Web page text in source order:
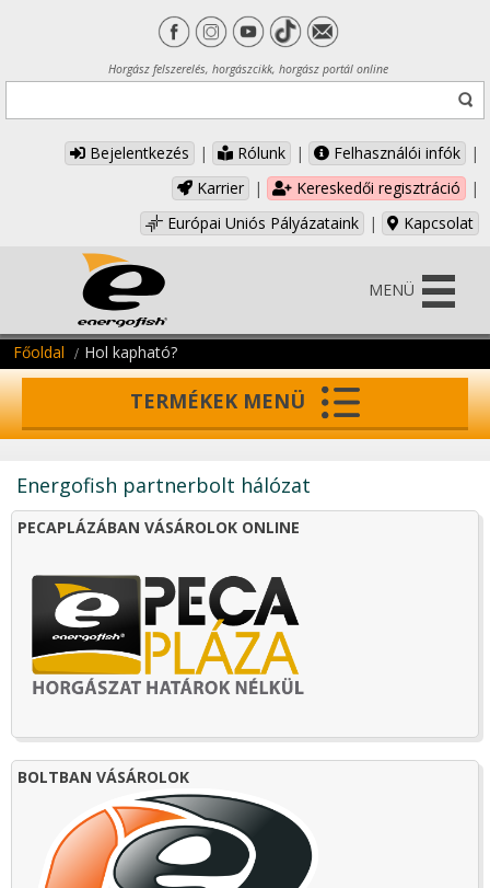
Horgász felszerelés, horgászcikk, horgász portál online
Bejelentkezés | Rólunk | Felhasználói infók
|
Karrier
| Kereskedői regisztráció
|
Európai Uniós Pályázataink
| Kapcsolat
MENÜ
Főoldal Hol kapható?
TERMÉKEK MENÜ
Energofish partnerbolt hálózat
PECAPLÁZÁBAN VÁSÁROLOK ONLINE
BOLTBAN VÁSÁROLOK